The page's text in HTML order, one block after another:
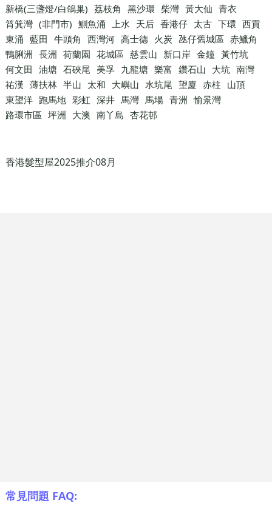
新橋(三盞燈/白鴿巢) 荔枝角 黑沙環 柴灣 黃大仙 青衣
筲箕灣 (非門市) 鰂魚涌 上水 天后 香港仔 太古 下環 西貢
東涌 藍田 牛頭角 西灣河 高士德 火炭 氹仔舊城區 赤鱲角
鴨脷洲 長洲 荷蘭園 花城區 慈雲山 新口岸 金鐘 黃竹坑
何文田 油塘 石硤尾 美孚 九龍塘 樂富 鑽石山 大坑 南灣
祐漢 薄扶林 半山 太和 大嶼山 水坑尾 望廈 赤柱 山頂
東望洋 跑馬地 彩虹 深井 馬灣 馬場 青洲 愉景灣
路環市區 坪洲 大澳 南丫島 杏花邨
香港髮型屋2025推介08月
常見問題 FAQ: